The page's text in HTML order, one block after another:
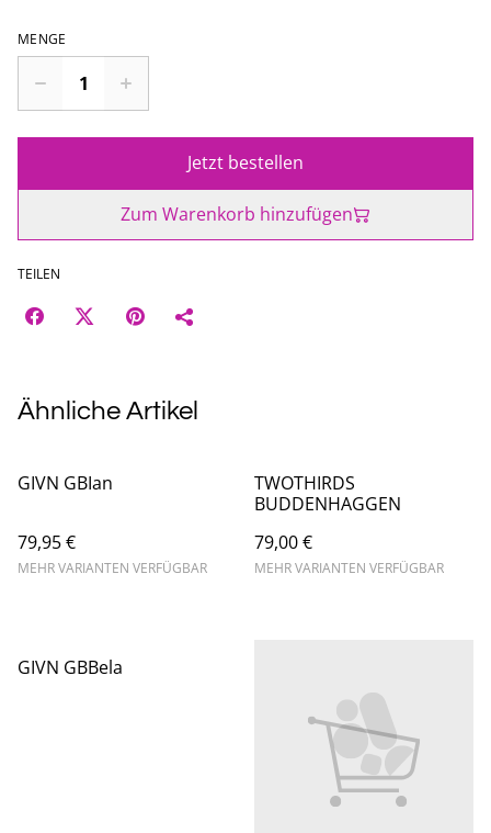
MENGE
Jetzt bestellen
Zum Warenkorb hinzufügen
TEILEN
Ähnliche Artikel
GIVN GBIan
79,95 €
MEHR VARIANTEN VERFÜGBAR
TWOTHIRDS
BUDDENHAGGEN
79,00 €
MEHR VARIANTEN VERFÜGBAR
GIVN GBBela